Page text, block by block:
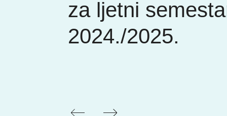
za ljetni
2024./2025.